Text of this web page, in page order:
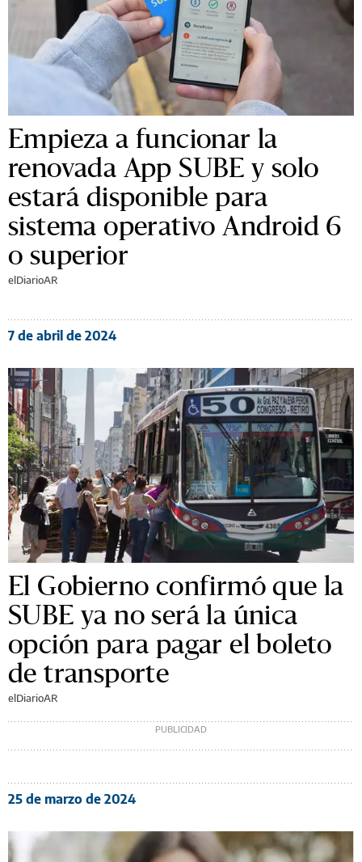
Empieza a funcionar la
renovada App SUBE y solo
estará disponible para
sistema operativo Android 6
o superior
elDiarioAR
7 de abril de 2024
El Gobierno confirmó que la
SUBE ya no será la única
opción para pagar el boleto
de transporte
elDiarioAR
25 de marzo de 2024